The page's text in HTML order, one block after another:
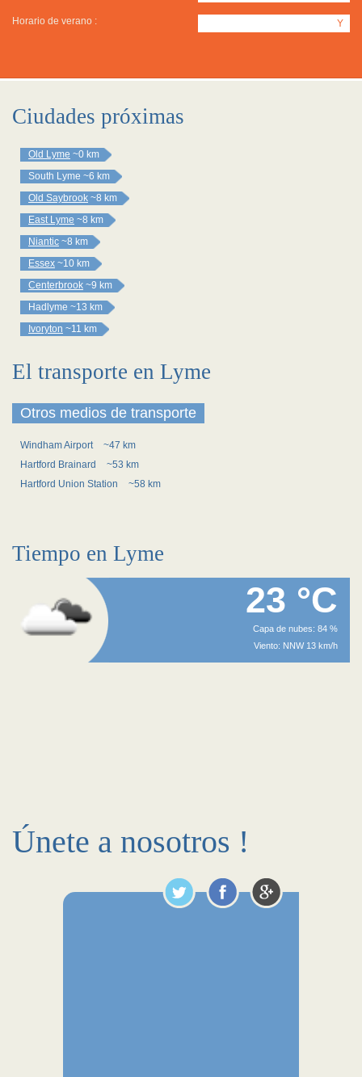
Horario de verano : Y
Ciudades próximas
Old Lyme ~0 km
South Lyme ~6 km
Old Saybrook ~8 km
East Lyme ~8 km
Niantic ~8 km
Essex ~10 km
Centerbrook ~9 km
Hadlyme ~13 km
Ivoryton ~11 km
El transporte en Lyme
Otros medios de transporte
Windham Airport
~47 km
Hartford Brainard
~53 km
Hartford Union Station
~58 km
Tiempo en Lyme
23 °C
Capa de nubes: 84 %
Viento: NNW 13 km/h
Únete a nosotros !